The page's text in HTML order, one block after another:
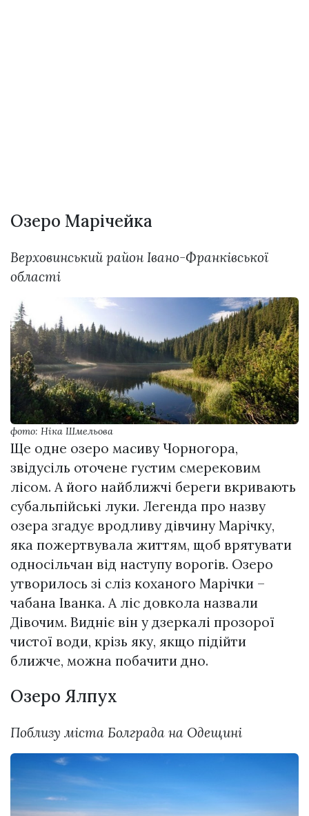
Озеро Марічейка
Верховинський район Івано-Франківської
області
фото: Ніка Шмельова
Ще одне озеро масиву Чорногора,
звідусіль оточене густим смерековим
лісом. А його найближчі береги вкривають
субальпійські луки. Легенда про назву
озера згадує вродливу дівчину Марічку,
яка пожертвувала життям, щоб врятувати
односільчан від наступу ворогів. Озеро
утворилось зі сліз коханого Марічки –
чабана Іванка. А ліс довкола назвали
Дівочим. Видніє він у дзеркалі прозорої
чистої води, крізь яку, якщо підійти
ближче, можна побачити дно.
Озеро Ялпух
Поблизу міста Болграда на Одещині